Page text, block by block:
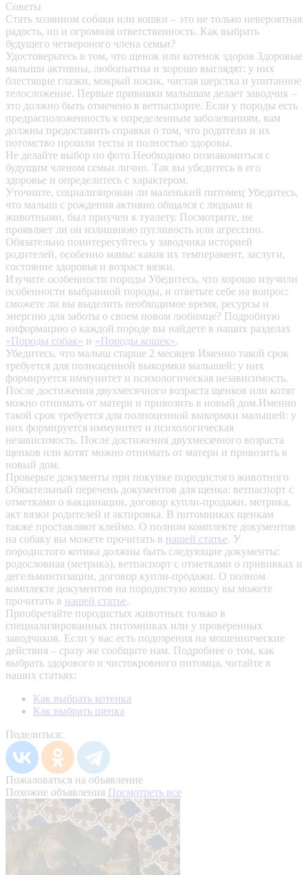
Советы
Стать хозяином собаки или кошки – это не только невероятная
радость, но и огромная ответственность. Как выбрать
будущего четвероного члена семьи?
Удостоверьтесь в том, что щенок или котенок здоров Здоровые
малыши активны, любопытны и хорошо выглядят: у них
блестящие глазки, мокрый носик, чистая шерстка и упитанное
телосложение. Первые прививки малышам делает заводчик –
это должно быть отмечено в ветпаспорте. Если у породы есть
предрасположенность к определенным заболеваниям, вам
должны предоставить справки о том, что родители и их
потомство прошли тесты и полностью здоровы.
Не делайте выбор по фото Необходимо познакомиться с
будущим членом семьи лично. Так вы убедитесь в его
здоровье и определитесь с характером.
Уточните, социализирован ли маленький питомец Убедитесь,
что малыш с рождения активно общался с людьми и
животными, был приучен к туалету. Посмотрите, не
проявляет ли он излишнюю пугливость или агрессию.
Обязательно поинтересуйтесь у заводчика историей
родителей, особенно мамы: каков их темперамент, заслуги,
состояние здоровья и возраст вязки.
Изучите особенности породы Убедитесь, что хорошо изучили
особенности выбранной породы, и ответьте себе на вопрос:
сможете ли вы выделить необходимое время, ресурсы и
энергию для заботы о своем новом любимце? Подробную
информацию о каждой породе вы найдете в наших разделах
«Породы собак» и «Породы кошек».
Убедитесь, что малыш старше 2 месяцев Именно такой срок
требуется для полноценной выкормки малышей: у них
формируется иммунитет и психологическая независимость.
После достижения двухмесячного возраста щенков или котят
можно отнимать от матери и привозить в новый дом.Именно
такой срок требуется для полноценной выкормки малышей: у
них формируется иммунитет и психологическая
независимость. После достижения двухмесячного возраста
щенков или котят можно отнимать от матери и привозить в
новый дом.
Проверьте документы при покупке породистого животного
Обязательный перечень документов для щенка: ветпаспорт с
отметками о вакцинации, договор купли-продажи, метрика,
акт вязки родителей и актировка. В питомниках щенкам
также проставляют клеймо. О полном комплекте документов
на собаку вы можете прочитать в нашей статье. У
породистого котика должны быть следующие документы:
родословная (метрика), ветпаспорт с отметками о прививках и
дегельминтизации, договор купли-продажи. О полном
комплекте документов на породистую кошку вы можете
прочитать в нашей статье.
Приобретайте породистых животных только в
специализированных питомниках или у проверенных
заводчиков. Если у вас есть подозрения на мошеннические
действия – сразу же сообщите нам. Подробнее о том, как
выбрать здорового и чистокровного питомца, читайте в
наших статьях:
Как выбрать котенка
Как выбрать щенка
Поделиться:
Пожаловаться на объявление
Похожие объявления Посмотреть все